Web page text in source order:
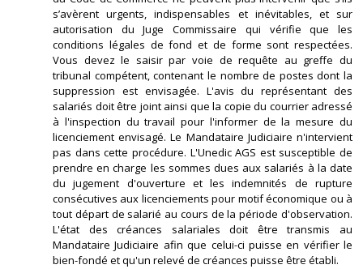
s’avèrent urgents, indispensables et inévitables, et sur
autorisation du Juge Commissaire qui vérifie que les
conditions légales de fond et de forme sont respectées.
Vous devez le saisir par voie de requête au greffe du
tribunal compétent, contenant le nombre de postes dont la
suppression est envisagée. L'avis du représentant des
salariés doit être joint ainsi que la copie du courrier adressé
à l'inspection du travail pour l'informer de la mesure du
licenciement envisagé. Le Mandataire Judiciaire n'intervient
pas dans cette procédure. L'Unedic AGS est susceptible de
prendre en charge les sommes dues aux salariés à la date
du jugement d'ouverture et les indemnités de rupture
consécutives aux licenciements pour motif économique ou à
tout départ de salarié au cours de la période d'observation.
L'état des créances salariales doit être transmis au
Mandataire Judiciaire afin que celui-ci puisse en vérifier le
bien-fondé et qu'un relevé de créances puisse être établi.